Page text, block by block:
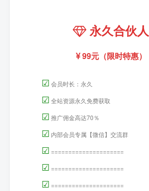
永久合伙人
99元（限时特惠）
☑ 会员时长：永久
☑ 全站资源永久免费获取
☑ 推广佣金高达70％
☑ 内部会员专属【微信】交流群
☑ =====================
☑ =====================
☑ =====================